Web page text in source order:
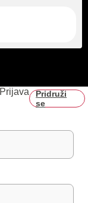
Prijava
Pridruži
se